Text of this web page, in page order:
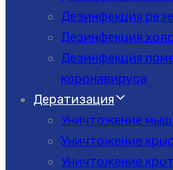
Дезинфекция
Дезинфекция
Дезинфекция
коронавируса
Дератизация
Уничтожение
Уничтожение крыс
Уничтожение